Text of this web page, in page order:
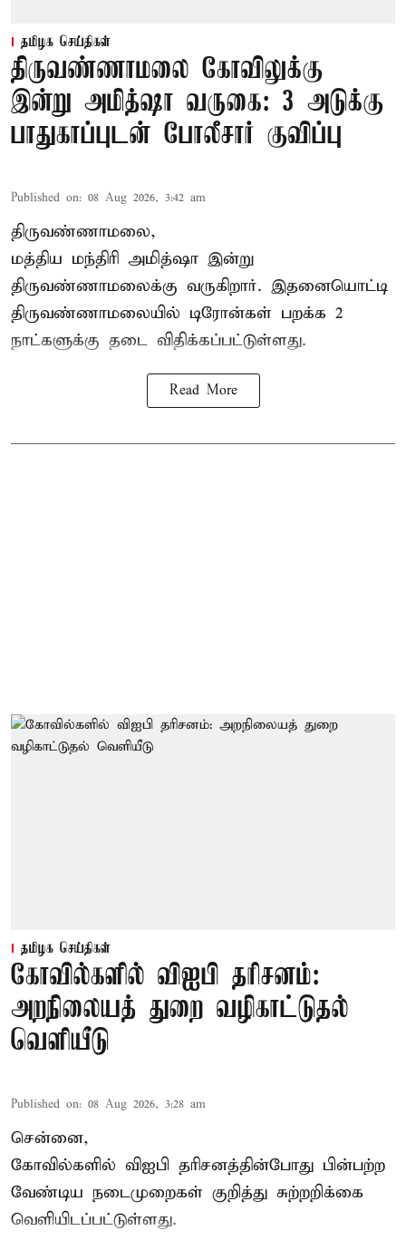
தமிழக செய்திகள்
திருவண்ணாமலை கோவிலுக்கு
இன்று அமித்ஷா வருகை: 3 அடுக்கு
பாதுகாப்புடன் போலீசார் குவிப்பு
Published on: 08 Aug 2026, 3:42 am
திருவண்ணாமலை,
மத்திய மந்திரி அமித்ஷா இன்று
திருவண்ணாமலைக்கு வருகிறார். இதனையொட்டி
திருவண்ணாமலையில் டிரோன்கள் பறக்க 2
நாட்களுக்கு தடை விதிக்கப்பட்டுள்ளது.
Read More
தமிழக செய்திகள்
கோவில்களில் விஐபி தரிசனம்:
அறநிலையத் துறை வழிகாட்டுதல்
வெளியீடு
Published on: 08 Aug 2026, 3:28 am
சென்னை,
கோவில்களில் விஐபி தரிசனத்தின்போது பின்பற்ற
வேண்டிய நடைமுறைகள் குறித்து சுற்றறிக்கை
வெளியிடப்பட்டுள்ளது.